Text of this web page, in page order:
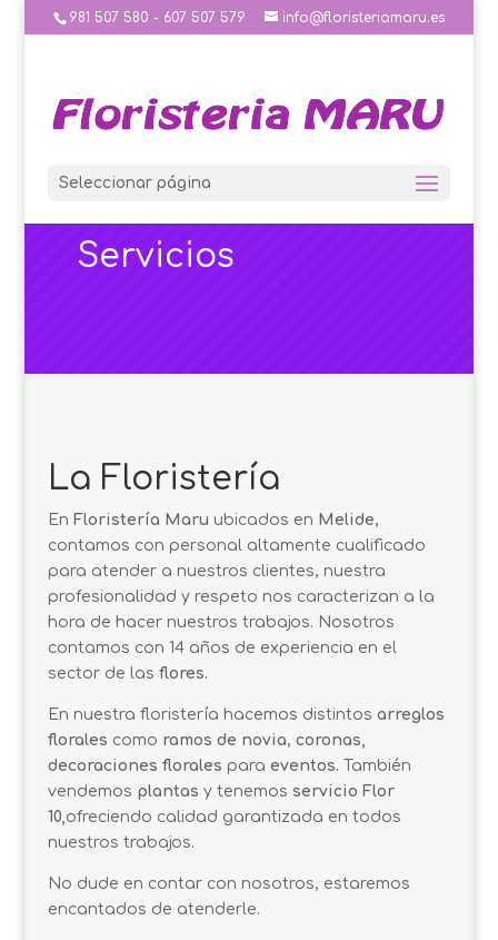
981 507 580 - 607 507 579 info@floristeriamaru.es
Seleccionar página
Servicios
La Floristería
En Floristería Maru ubicados en Melide,
contamos con personal altamente cualificado
para atender a nuestros clientes, nuestra
profesionalidad y respeto nos caracterizan a la
hora de hacer nuestros trabajos. Nosotros
contamos con 14 años de experiencia en el
sector de las flores.
En nuestra floristería hacemos distintos arreglos
florales como ramos de novia, coronas,
decoraciones florales para eventos. También
vendemos plantas y tenemos servicio Flor
10,ofreciendo calidad garantizada en todos
nuestros trabajos.
No dude en contar con nosotros, estaremos
encantados de atenderle.